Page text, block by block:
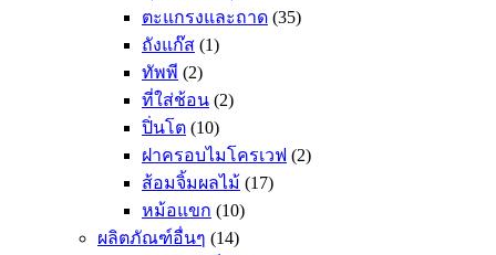
ตะแกรงและถาด (35)
ถังแก๊ส (1)
ทัพพี (2)
ที่ใส่ช้อน (2)
ปิ่นโต (10)
ฝาครอบไมโครเวฟ (2)
ส้อมจิ้มผลไม้ (17)
หม้อแขก (10)
ผลิตภัณฑ์อื่นๆ (14)